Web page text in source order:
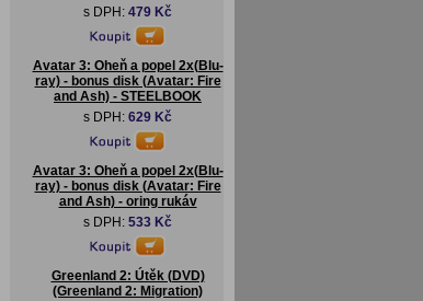
s DPH: 479 Kč
Avatar 3: Oheň a popel 2x(Blu-
ray) - bonus disk (Avatar: Fire
and Ash) - STEELBOOK
s DPH: 629 Kč
Avatar 3: Oheň a popel 2x(Blu-
ray) - bonus disk (Avatar: Fire
and Ash) - oring rukáv
s DPH: 533 Kč
Greenland 2: Útěk (DVD)
(Greenland 2: Migration)